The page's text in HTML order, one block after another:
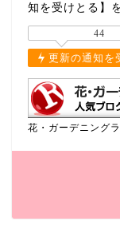
知を受けとる】
44
更新の通知を
花・ガーデニング